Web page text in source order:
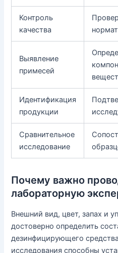
Контроль
качества
Выявление
примесей
Идентификация
продукции
Сравнительное
исследование
Почему важно
лабораторную
Внешний вид, цвет, запах и
достоверно определить
дезинфицирующего
исследования способны